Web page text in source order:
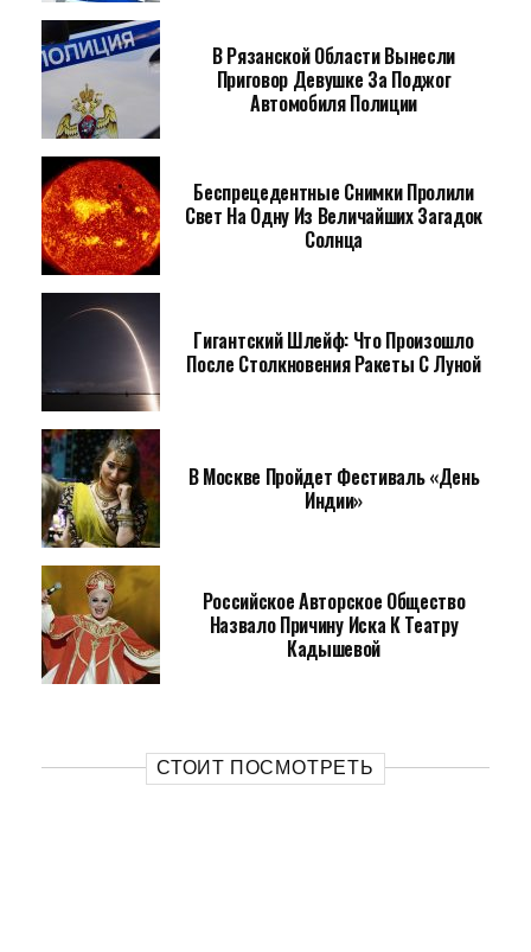
В Рязанской Области Вынесли
Приговор Девушке За Поджог
Автомобиля Полиции
Беспрецедентные Снимки Пролили
Свет На Одну Из Величайших Загадок
Солнца
Гигантский Шлейф: Что Произошло
После Столкновения Ракеты С Луной
В Москве Пройдет Фестиваль «День
Индии»
Российское Авторское Общество
Назвало Причину Иска К Театру
Кадышевой
СТОИТ ПОСМОТРЕТЬ